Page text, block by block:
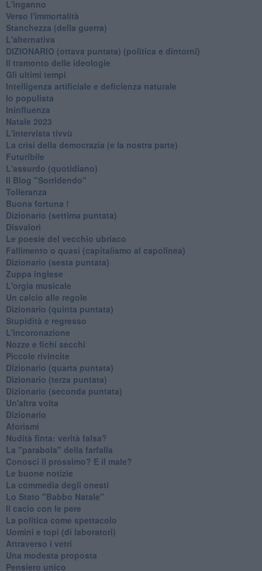
L'inganno
Verso l'immortalità
Stanchezza (della guerra)
L'alternativa
​DIZIONARIO (ottava puntata) (politica e dintorni)
Il tramonto delle ideologie
Gli ultimi tempi
Intelligenza artificiale e deficienza naturale
Io populista
Ininfluenza
Natale 2023
L'intervista tivvù
La crisi della democrazia (e la nostra parte)
Futuribile
L'assurdo (quotidiano)
Il Blog "Sorridendo"
Tolleranza
Buona fortuna !
​Dizionario (settima puntata)
Disvalori
Le poesie del vecchio ubriaco
Fallimento o quasi (capitalismo al capolinea)
Dizionario (sesta puntata)
Zuppa inglese
L'orgia musicale
Un calcio alle regole
Dizionario (quinta puntata)
Stupidità e regresso
L'incoronazione
Nozze e fichi secchi
Piccole rivincite
​Dizionario (quarta puntata)
​Dizionario (terza puntata)
​Dizionario (seconda puntata)
Un'altra volta
Dizionario
Aforismi
Nudità finta: verità falsa?
La "parabola" della farfalla
Conosci il prossimo? E il male?
Le buone notizie
La commedia degli onesti
Lo Stato "Babbo Natale"
Il cacio con le pere
La politica come spettacolo
Uomini e topi (di laboratori)
Attraverso i vetri
Una modesta proposta
Pensiero unico